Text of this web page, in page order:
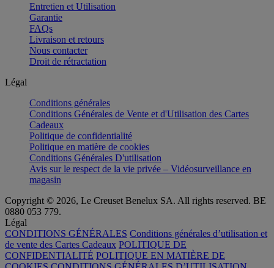
Entretien et Utilisation
Garantie
FAQs
Livraison et retours
Nous contacter
Droit de rétractation
Légal
Conditions générales
Conditions Générales de Vente et d'Utilisation des Cartes
Cadeaux
Politique de confidentialité
Politique en matière de cookies
Conditions Générales D'utilisation
Avis sur le respect de la vie privée – Vidéosurveillance en
magasin
Copyright © 2026, Le Creuset Benelux SA. All rights reserved. BE
0880 053 779.
Légal
CONDITIONS GÉNÉRALES Conditions générales d’utilisation et
de vente des Cartes Cadeaux POLITIQUE DE
CONFIDENTIALITÉ POLITIQUE EN MATIÈRE DE